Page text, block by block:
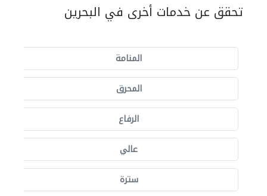
تحقق عن خدمات أخرى في البحرين
المنامة
المحرق
الرفاع
عالي
سترة